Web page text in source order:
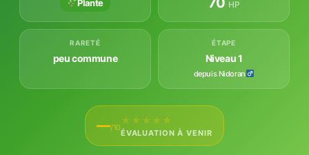
Plante HP
RARETÉ
peu commune
ÉTAPE
Niveau 1
depuis Nidoran
—/10
★ ★ ★ ★ ★
ÉVALUATION À VENIR